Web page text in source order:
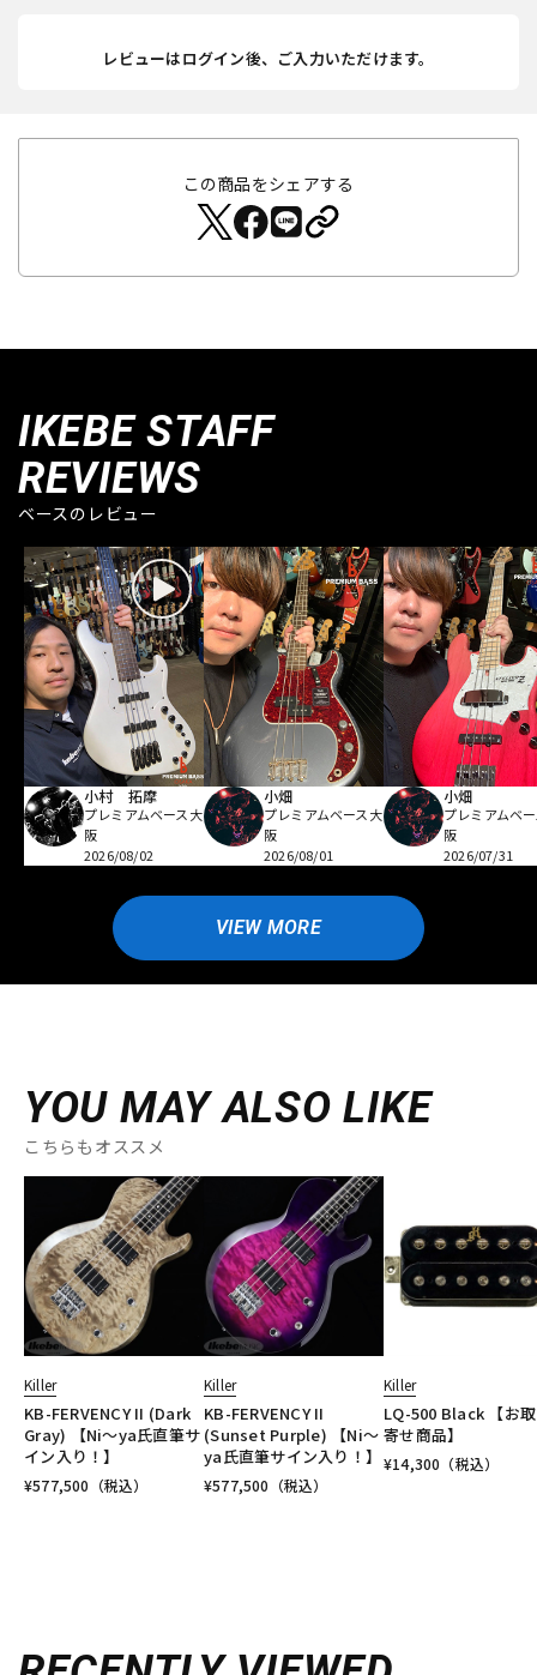
レビューはログイン後、ご入力いただけます。
この商品をシェアする
IKEBE STAFF
REVIEWS
ベースのレビュー
小村 拓摩
プレミアムベース大
阪
2026/08/02
小畑
プレミアムベース大
阪
2026/08/01
小畑
プレミアムベ
阪
2026/07/31
VIEW MORE
YOU MAY ALSO LIKE
こちらもオススメ
Killer
KB-FERVENCY II (Dark
Gray) 【Ni～ya氏直筆サ
イン入り！】
¥577,500 （税込）
Killer
KB-FERVENCY II
(Sunset Purple) 【Ni～
ya氏直筆サイン入り！】
¥577,500 （税込）
Killer
LQ-500 Black 【お
寄せ商品】
¥14,300 （税込）